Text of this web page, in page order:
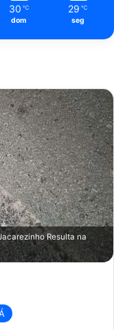
Resulta na
30 ℃
dom
29 ℃
seg